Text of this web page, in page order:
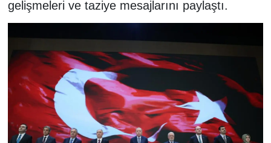
gelişmeleri ve taziye mesajlarını paylaştı.